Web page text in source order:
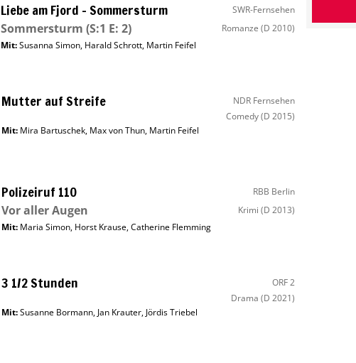
Liebe am Fjord – Sommersturm SWR-Fernsehen
Sommersturm (S:1 E: 2) Romanze (D 2010)
Mit:Susanna Simon, Harald Schrott, Martin Feifel
Mutter auf Streife
NDR Fernsehen
Comedy(D 2015)
Mit: Mira Bartuschek, Max von Thun, Martin Feifel
Polizeiruf 110 RBB Berlin
Vor aller Augen Krimi (D 2013)
Mit: Maria Simon, Horst Krause,Catherine Flemming
3 1/2 Stunden
ORF 2
Drama (D 2021)
Mit:Susanne Bormann, Jan Krauter, Jördis Triebel